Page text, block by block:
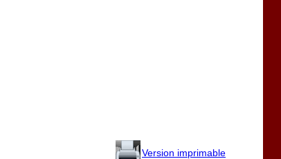
Version imprimable